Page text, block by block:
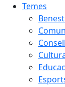
Temes